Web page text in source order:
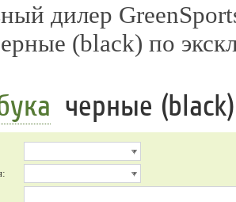
дилер
(black) по
черные (black)